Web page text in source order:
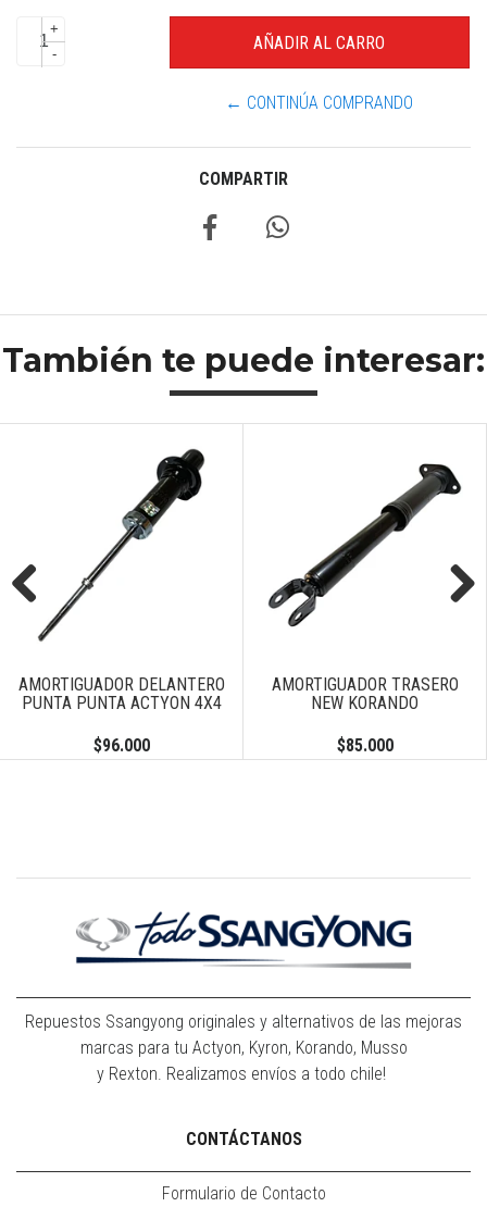
+
-
← CONTINÚA COMPRANDO
COMPARTIR
También te puede interesar:
AMORTIGUADOR DELANTERO
PUNTA PUNTA ACTYON 4X4
$96.000
AMORTIGUADOR TRASERO
NEW KORANDO
$85.000
Previous
Repuestos Ssangyong originales y alternativos de las mejoras
marcas para tu Actyon, Kyron, Korando, Musso
y Rexton. Realizamos envíos a todo chile!
CONTÁCTANOS
Formulario de Contacto